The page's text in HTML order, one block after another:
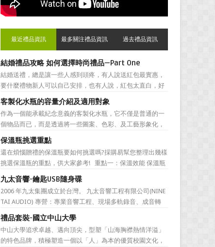
最近禮品資訊 最多關注禮品資訊 過去禮品資訊
結婚禮品攻略 如何選擇時尚禮品—Part One
結婚送禮，總是讓一些人感到頭疼，有人說送紅包最實惠，
要什麼禮物新人可以自己安排，也有人說，紅包太直白，好
朋友之間還是禮物顯得更加親密。然而，挑選結婚禮物卻一
直是許多人最棘手的任務，送得不好反而怕有影響友誼什麼
的。下面為大家準備的一份簡單的結婚禮品攻略，希望能為
大家排憂解難吧! ...
客製化水瓶的容量介紹及適用對象
作為一個能承載紀念意義的客製化水瓶，它不僅是普通的一
個物品而已，而是透過將一些圖案、色彩、及工藝形象化，
來象徵公司的特有文化。它塑造了公司的品牌，也體現公司
的特色，同時也能表達對於接受贈禮方的感激之情。此外，
作為一樣每天都會用到的必需品，水瓶也含有虛懷若谷、有
容乃大的寓意，適合做...
保溫瓶挑選重點
還在煩惱贈禮的保溫瓶要如何挑選嗎?採購易幫您整理出幾樣
挑選保溫瓶的重點，供大家參考! 重點一：保溫效能 保溫瓶
的包裝外盒或說明書上會標示保溫數據，建議挑選至少6hr且
>68℃的保溫瓶。 重點二：開蓋種類 一鍵開蓋v.s.旋轉開蓋
若使用者會在駕駛期間飲水，則必須...
九太音響-鑰匙USB隨身碟
2006 年九太集團成立於台灣。 九太音響工程有限公司(NINE
TAI AUDIO) 專營：專業音響工程、現場多軌錄音、成音轉
播、音響樂器租賃、工程製作、器材買賣。 2017年，九太企
業滿十週年了！為慶祝九太音響成立十週年，九太音響向 採
購易客製化禮品公司 訂購了一款 鑰匙...
禮品套裝-國立中山大學
中山大學追求卓越、邁向頂尖，型塑「山海胸襟熱情洋溢」
的特色品牌，積極塑造一個以「人」為本的優質校園文化，